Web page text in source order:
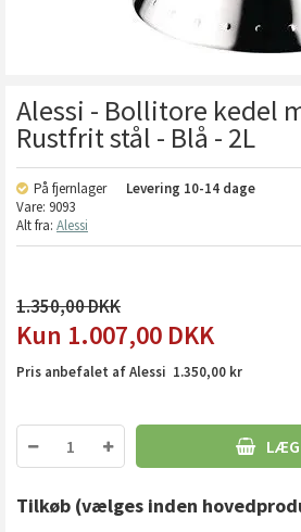
Alessi - Bollitore kedel
Rustfrit stål - Blå - 2L
På fjernlager Levering 10-14 dage
Vare: 9093
Alt fra: Alessi
1.350,00
1.007,00 DKK
Pris anbefalet af Alessi 1.350,00 kr
LÆG
Tilkøb (vælges inden